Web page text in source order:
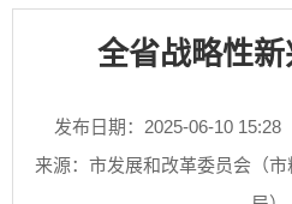
全省战略性
发布日期：2025-06-10 15:28
来源：市发展和改革委员会（